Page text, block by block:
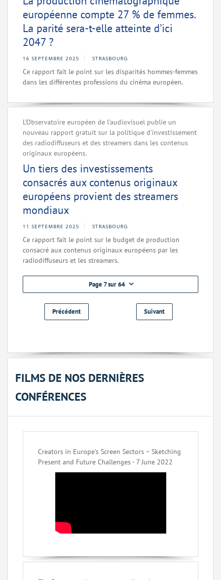
européenne compte 27 % de femmes.
La parité sera-t-elle atteinte d’ici
2047 ?
16 SEPTEMBRE 2025 STRASBOURG
Ce rapport fait le point sur les disparités hommes-femmes
dans les différentes professions du cinéma européen.
L’Observatoire européen de l’audiovisuel publie un
nouveau rapport gratuit sur la politique d’investissement
des radiodiffuseurs et des streamers dans les contenus
originaux européens.
Un tiers des investissements
consacrés aux contenus originaux
européens provient des streamers
mondiaux
11 SEPTEMBRE 2025 STRASBOURG
Ce rapport fait le point sur le budget de production
consacré aux contenus originaux européens par les
radiodiffuseurs et les streamers.
Page 7 sur 64
Précédent Suivant
FILMS DE NOS DERNIÈRES
CONFÉRENCES
Creators in Europe’s Screen Sectors – Sketching
Present and Future Challenges - 7 June 2022